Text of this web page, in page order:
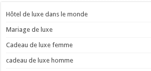
Hôtel de luxe dans le monde
Mariage de luxe
Cadeau de luxe femme
cadeau de luxe homme